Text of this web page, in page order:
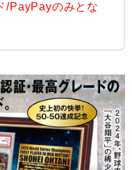
/PayPayのみとな